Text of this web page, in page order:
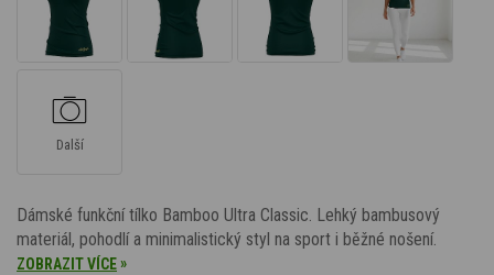
Další
Dámské funkční tílko Bamboo Ultra Classic. Lehký bambusový
materiál, pohodlí a minimalistický styl na sport i běžné nošení.
ZOBRAZIT VÍCE»